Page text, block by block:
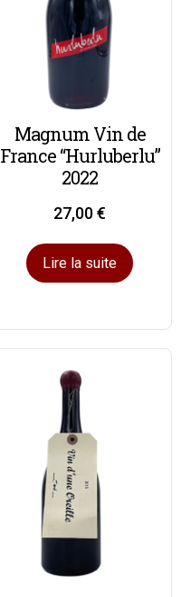
Magnum Vin de
France “Hurluberlu”
2022
27,00€
Lire la suite